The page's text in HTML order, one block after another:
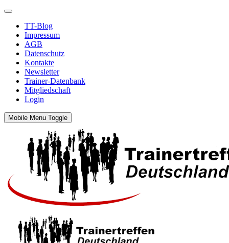
TT-Blog
Impressum
AGB
Datenschutz
Kontakte
Newsletter
Trainer-Datenbank
Mitgliedschaft
Login
Mobile Menu Toggle